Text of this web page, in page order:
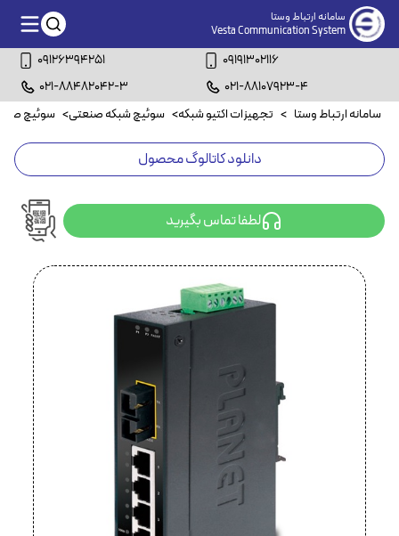
سامانه ارتباط وستا
Vesta Communication System
09126394251
09191302116
021-88482042-3
021-88107923-4
سامانه ارتباط وستا > تجهیزات اکتیو شبکه> سوئیچ شبکه صنعتی> سوئیچ صنعتی۴
دانلود کاتالوگ محصول
لطفا تماس بگیرید